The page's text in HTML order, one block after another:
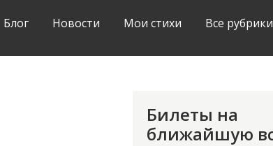
Блог Новости Мои стихи Все рубрики
Билеты на
ближайшую